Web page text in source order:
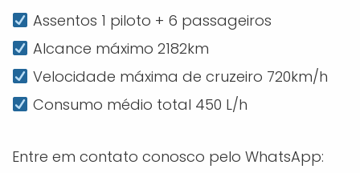
Assentos 1 piloto + 6 passageiros
Alcance máximo 2182km
Velocidade máxima de cruzeiro 720km/h
Consumo médio total 450 L/h
Entre em contato conosco pelo WhatsApp: